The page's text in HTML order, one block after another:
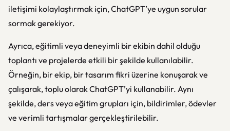
iletişimi kolaylaştırmak için, ChatGPT’ye uygun sorular
sormak gerekiyor.
Ayrıca, eğitimli veya deneyimli bir ekibin dahil olduğu
toplantı ve projelerde etkili bir şekilde kullanılabilir.
Örneğin, bir ekip, bir tasarım fikri üzerine konuşarak ve
çalışarak, toplu olarak ChatGPT’yi kullanabilir. Aynı
şekilde, ders veya eğitim grupları için, bildirimler, ödevler
ve verimli tartışmalar gerçekleştirilebilir.